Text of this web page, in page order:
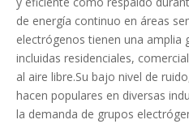
de energía continuo en áreas
electrógenos tienen una amplia
incluidas residenciales,
al aire libre.Su bajo nivel de
hacen populares en diversas
la demanda de grupos